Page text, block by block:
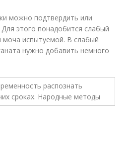
можно подтвердить или
Для этого понадобится слабый
моча испытуемой. В слабый
нужно добавить немного